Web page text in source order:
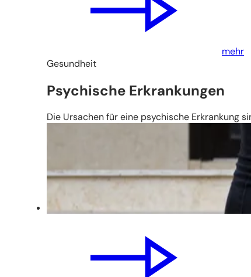
mehr
Gesundheit
Psychische Erkrankungen
Die Ursachen für eine psychische Erkrankung